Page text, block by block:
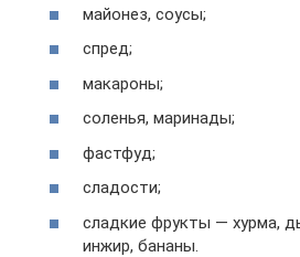
майонез, соусы;
спред;
макароны;
соленья, маринады;
фастфуд;
сладости;
сладкие фрукты — хурма,
инжир, бананы.